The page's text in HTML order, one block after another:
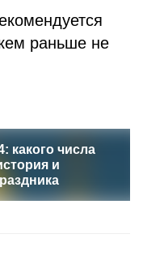
раньше не
какого числа
и